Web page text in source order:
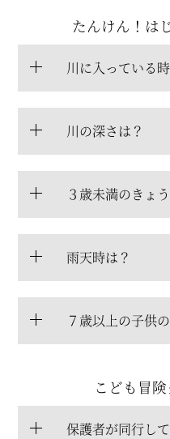
たんけん！は
川に入っている
川の深さは？
３歳未満のきょ
雨天時は？
７歳以上の子供
こども冒
保護者が同行し